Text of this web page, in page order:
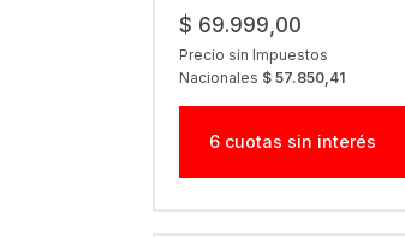
NG
$ 69.999,00
Precio sin Impuestos
Nacionales $ 57.850,41
6 cuotas sin interés